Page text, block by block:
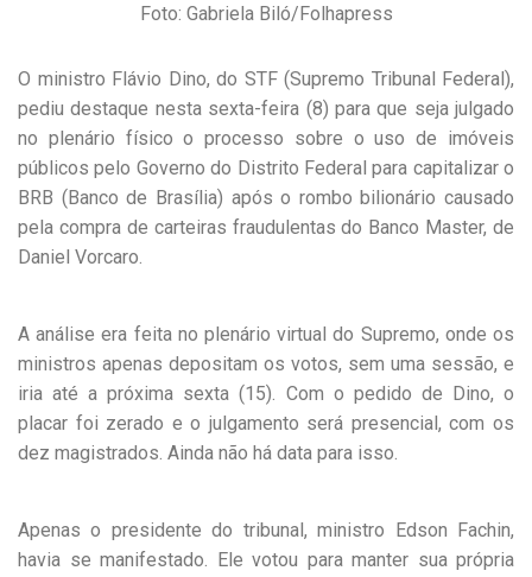
Foto: Gabriela Biló/Folhapress
O ministro Flávio Dino, do STF (Supremo Tribunal Federal),
pediu destaque nesta sexta-feira (8) para que seja julgado
no plenário físico o processo sobre o uso de imóveis
públicos pelo Governo do Distrito Federal para capitalizar o
BRB (Banco de Brasília) após o rombo bilionário causado
pela compra de carteiras fraudulentas do Banco Master, de
Daniel Vorcaro.
A análise era feita no plenário virtual do Supremo, onde os
ministros apenas depositam os votos, sem uma sessão, e
iria até a próxima sexta (15). Com o pedido de Dino, o
placar foi zerado e o julgamento será presencial, com os
dez magistrados. Ainda não há data para isso.
Apenas o presidente do tribunal, ministro Edson Fachin,
havia se manifestado. Ele votou para manter sua própria